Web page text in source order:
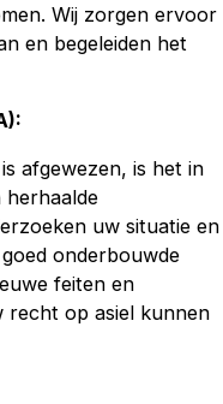
Wij zorgen ervoor
en begeleiden het
:
afgewezen, is het in
herhaalde
uw situatie en
onderbouwde
feiten en
recht op asiel kunnen